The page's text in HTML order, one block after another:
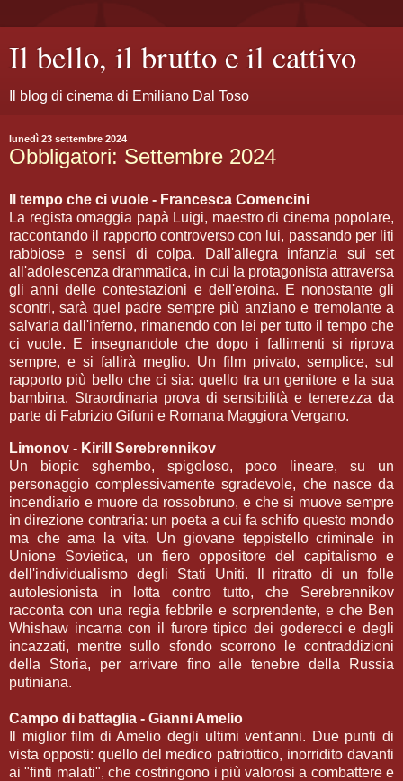
Il bello, il brutto e il cattivo
Il blog di cinema di Emiliano Dal Toso
lunedì 23 settembre 2024
Obbligatori: Settembre 2024
Il tempo che ci vuole - Francesca Comencini
La regista omaggia papà Luigi, maestro di cinema popolare,
raccontando il rapporto controverso con lui, passando per liti
rabbiose e sensi di colpa. Dall'allegra infanzia sui set
all'adolescenza drammatica, in cui la protagonista attraversa
gli anni delle contestazioni e dell'eroina. E nonostante gli
scontri, sarà quel padre sempre più anziano e tremolante a
salvarla dall'inferno, rimanendo con lei per tutto il tempo che
ci vuole. E insegnandole che dopo i fallimenti si riprova
sempre, e si fallirà meglio. Un film privato, semplice, sul
rapporto più bello che ci sia: quello tra un genitore e la sua
bambina. Straordinaria prova di sensibilità e tenerezza da
parte di Fabrizio Gifuni e Romana Maggiora Vergano.
Limonov - Kirill Serebrennikov
Un biopic sghembo, spigoloso, poco lineare, su un
personaggio complessivamente sgradevole, che nasce da
incendiario e muore da rossobruno, e che si muove sempre
in direzione contraria: un poeta a cui fa schifo questo mondo
ma che ama la vita. Un giovane teppistello criminale in
Unione Sovietica, un fiero oppositore del capitalismo e
dell'individualismo degli Stati Uniti. Il ritratto di un folle
autolesionista in lotta contro tutto, che Serebrennikov
racconta con una regia febbrile e sorprendente, e che Ben
Whishaw incarna con il furore tipico dei goderecci e degli
incazzati, mentre sullo sfondo scorrono le contraddizioni
della Storia, per arrivare fino alle tenebre della Russia
putiniana.
Campo di battaglia - Gianni Amelio
Il miglior film di Amelio degli ultimi vent'anni. Due punti di
vista opposti: quello del medico patriottico, inorridito davanti
ai "finti malati", che costringono i più valorosi a combattere e